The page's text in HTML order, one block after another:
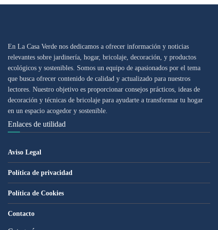
En La Casa Verde nos dedicamos a ofrecer información y noticias
relevantes sobre jardinería, hogar, bricolaje, decoración, y productos
ecológicos y sostenibles. Somos un equipo de apasionados por el tema
que busca ofrecer contenido de calidad y actualizado para nuestros
lectores. Nuestro objetivo es proporcionar consejos prácticos, ideas de
decoración y técnicas de bricolaje para ayudarte a transformar tu hogar
en un espacio acogedor y sostenible.
Enlaces de utilidad
Aviso Legal
Política de privacidad
Política de Cookies
Contacto